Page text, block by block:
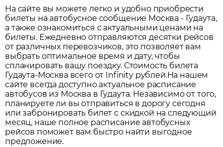
На сайте вы можете легко и удобно приобрести
билеты на автобусное сообщение Москва - Гудаута,
а также ознакомиться с актуальными ценами на
билеты. Ежедневно отправляются десятки рейсов
от различных перевозчиков, это позволяет вам
выбрать оптимальное время и дату, чтобы
спланировать вашу поездку. Стоимость билета
Гудаута-Москва всего от Infinity рублей.На нашем
сайте всегда доступно актуальное расписание
автобусов из Москва в Гудаута. Независимо от того,
планируете ли вы отправиться в дорогу сегодня
или забронировать билет с скидкой на следующий
месяц, наше полное расписание автобусных
рейсов поможет вам быстро найти выгодное
предложение.